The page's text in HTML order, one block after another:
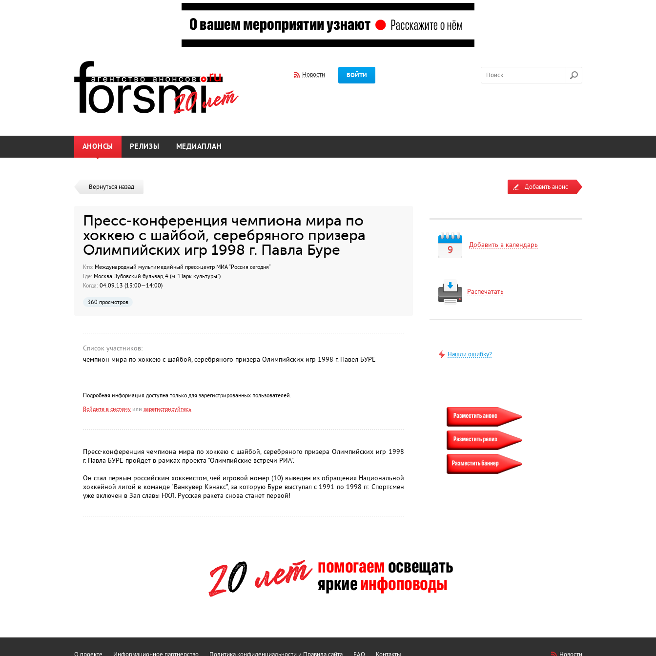
Новости ВОЙТИ
АНОНСЫ РЕЛИЗЫ МЕДИАПЛАН
Вернуться назад
Пресс-конференция чемпиона мира по
хоккею с шайбой, серебряного призера
Олимпийских игр 1998 г. Павла Буре
Кто:Международный мультимедийный пресс-центр МИА "Россия сегодня"
Где:Москва, Зубовский бульвар, 4 (м. "Парк культуры")
Когда:04.09.13 (13:00—14:00)
360 просмотров
Список участников:
чемпион мира по хоккею с шайбой, серебряного призера Олимпийских игр 1998 г. Павел БУРЕ
Подробная информация доступна только для зарегистрированных пользователей.
Войдите в системуили зарегистрируйтесь
Пресс-конференция чемпиона мира по хоккею с шайбой, серебряного призера Олимпийских игр 1998
г. Павла БУРЕ пройдет в рамках проекта "Олимпийские встречи РИА".
Он стал первым российским хоккеистом, чей игровой номер (10) выведен из обращения Национальной
хоккейной лигой в команде "Ванкувер Кэнакс", за которую Буре выступал с 1991 по 1998 гг. Спортсмен
уже включен в Зал славы НХЛ. Русская ракета снова станет первой!
Добавить анонс
9 Добавить в календарь
Распечатать
Нашли ошибку?